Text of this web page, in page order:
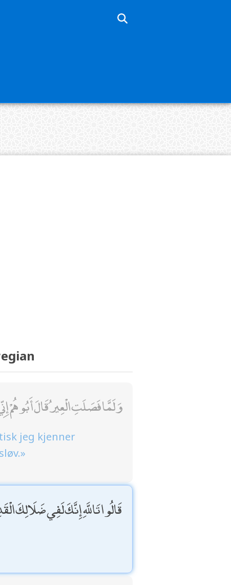
وَلَمَّا فَصَلَتِ الْعِيرُ قَالَ
jeg kjenner
قَالُوا تَاللَّهِ إِنَّكَ لَفِي ضَلَالِكَ